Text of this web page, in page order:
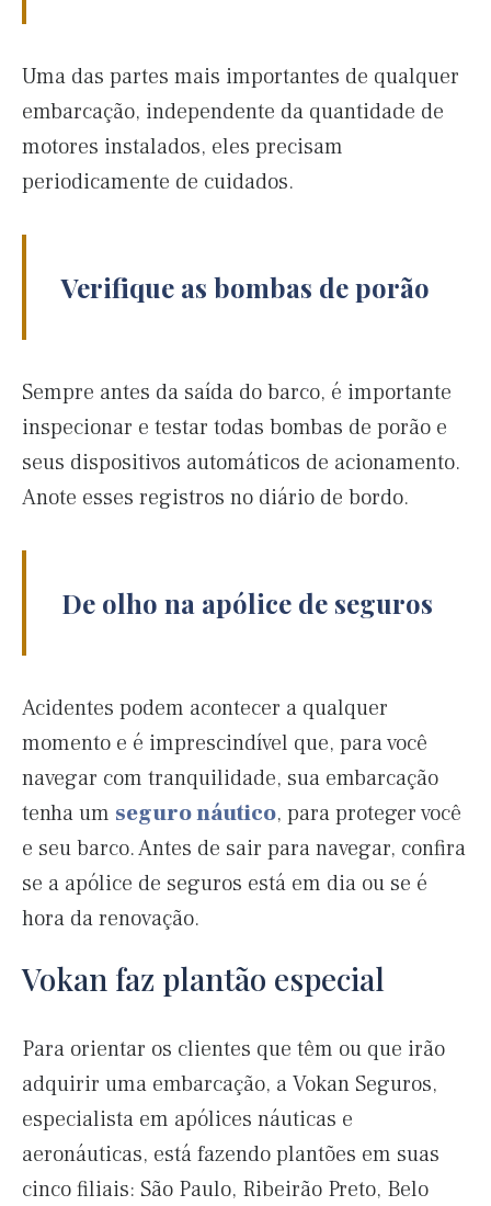
Uma das partes mais importantes de qualquer
embarcação, independente da quantidade de
motores instalados, eles precisam
periodicamente de cuidados.
Verifique as bombas de porão
Sempre antes da saída do barco, é importante
inspecionar e testar todas bombas de porão e
seus dispositivos automáticos de acionamento.
Anote esses registros no diário de bordo.
De olho na apólice de seguros
Acidentes podem acontecer a qualquer
momento e é imprescindível que, para você
navegar com tranquilidade, sua embarcação
tenha um seguro náutico, para proteger você
e seu barco. Antes de sair para navegar, confira
se a apólice de seguros está em dia ou se é
hora da renovação.
Vokan faz plantão especial
Para orientar os clientes que têm ou que irão
adquirir uma embarcação, a Vokan Seguros,
especialista em apólices náuticas e
aeronáuticas, está fazendo plantões em suas
cinco filiais: São Paulo, Ribeirão Preto, Belo